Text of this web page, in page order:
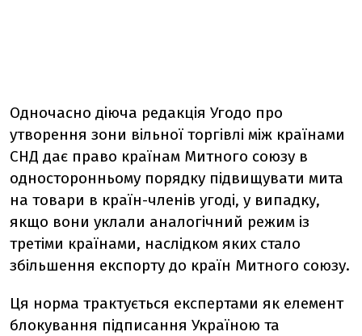
Одночасно діюча редакція Угодо про
утворення зони вільної торгівлі між країнами
СНД дає право країнам Митного союзу в
односторонньому порядку підвищувати мита
на товари в країн-членів угоді, у випадку,
якщо вони уклали аналогічний режим із
третіми країнами, наслідком яких стало
збільшення експорту до країн Митного союзу.
Ця норма трактується експертами як елемент
блокування підписання Україною та